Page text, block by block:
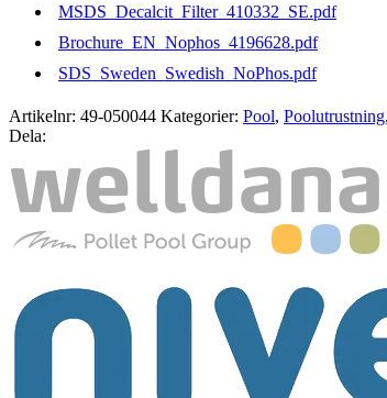
MSDS_Decalcit_Filter_410332_SE.pdf
Brochure_EN_Nophos_4196628.pdf
SDS_Sweden_Swedish_NoPhos.pdf
Artikelnr: 49-050044 Kategorier: Pool, Poolutrustning,
Dela: